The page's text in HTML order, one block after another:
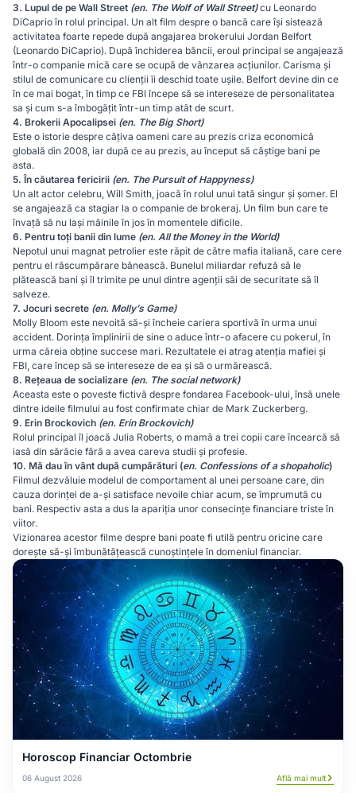
3. Lupul de pe Wall Street (en. The Wolf of Wall Street)cu Leonardo
DiCaprio în rolul principal. Un alt film despre o bancă care își sistează
activitatea foarte repede după angajarea brokerului Jordan Belfort
(Leonardo DiCaprio). După închiderea băncii, eroul principal se angajează
într-o companie mică care se ocupă de vânzarea acțiunilor. Carisma și
stilul de comunicare cu clienții îi deschid toate ușile. Belfort devine din ce
în ce mai bogat, în timp ce FBI începe să se intereseze de personalitatea
sa și cum s-a îmbogățit într-un timp atât de scurt.
4. Brokerii Apocalipsei (en. The Big Short)
Este o istorie despre câțiva oameni care au prezis criza economică
globală din 2008, iar după ce au prezis, au început să câștige bani pe
asta.
5. În căutarea fericirii (en. The Pursuit of Happyness)
Un alt actor celebru, Will Smith, joacă în rolul unui tată singur și șomer. El
se angajează ca stagiar la o companie de brokeraj. Un film bun care te
învață să nu lași mâinile în jos în momentele dificile.
6. Pentru toți banii din lume (en. All the Money in the World)
Nepotul unui magnat petrolier este răpit de către mafia italiană, care cere
pentru el răscumpărare bănească. Bunelul miliardar refuză să le
plătească bani și îl trimite pe unul dintre agenții săi de securitate să îl
salveze.
7. Jocuri secrete (en. Molly’s Game)
Molly Bloom este nevoită să-și încheie cariera sportivă în urma unui
accident. Dorința împlinirii de sine o aduce într-o afacere cu pokerul, în
urma căreia obține succese mari. Rezultatele ei atrag atenția mafiei și
FBI, care încep să se intereseze de ea și să o urmărească.
8. Rețeaua de socializare (en. The social network)
Aceasta este o poveste fictivă despre fondarea Facebook-ului, însă unele
dintre ideile filmului au fost confirmate chiar de Mark Zuckerberg.
9. Erin Brockovich (en. Erin Brockovich)
Rolul principal îl joacă Julia Roberts, o mamă a trei copii care încearcă să
iasă din sărăcie fără a avea careva studii și profesie.
10. Mă dau în vânt după cumpărături (en. Confessions of a shopaholic)
Filmul dezvăluie modelul de comportament al unei persoane care, din
cauza dorinței de a-și satisface nevoile chiar acum, se împrumută cu
bani. Respectiv asta a dus la apariția unor consecințe financiare triste în
viitor.
Vizionarea acestor filme despre bani poate fi utilă pentru oricine care
dorește să-și îmbunătățească cunoștințele în domeniul financiar.
Horoscop Financiar Octombrie
06 August 2026 Află mai mult